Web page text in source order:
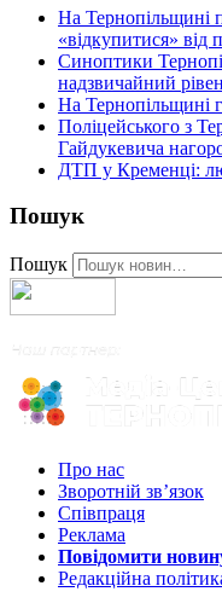
На Тернопільщині
«відкупитися» від
Синоптики
надзвичайний
На Тернопільщині
Поліцейського з
Гайдукевича
ДТП у Кременці:
Пошук
Пошук
Про нас
Зворотній зв’язок
Співпраця
Реклама
Повідомити
Редакційна